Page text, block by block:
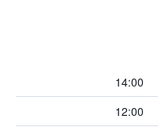
14:00
12:00